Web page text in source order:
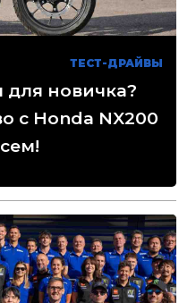
ТЕСТ-ДРАЙВЫ
новичка?
с Honda NX200